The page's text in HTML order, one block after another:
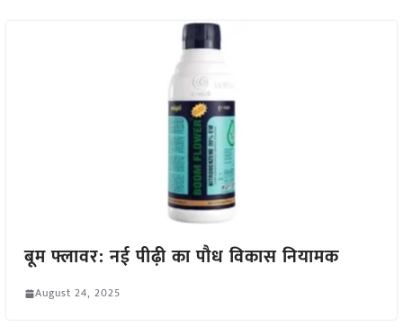
बूम फ्लावर: नई पीढ़ी का पौध विकास नियामक
August 24, 2025